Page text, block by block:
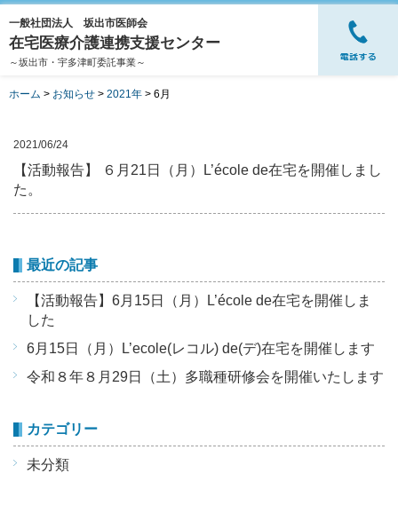
一般社団法人 坂出市医師会
在宅医療介護連携支援センター
～坂出市・宇多津町委託事業～
ホーム > お知らせ > 2021年 > 6月
2021/06/24
【活動報告】 ６月21日（月）L’école de在宅を開催しまし
た。
最近の記事
【活動報告】6月15日（月）L’école de在宅を開催しま
した
6月15日（月）L’ecole(レコル) de(デ)在宅を開催します
令和８年８月29日（土）多職種研修会を開催いたします
カテゴリー
未分類